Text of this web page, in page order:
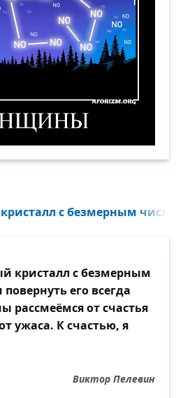
ничего мне не надо.
лимонада.
—
грусть от кирпичной
лая.
с безмерным
кристалл с безмерным
его всегда
рассмеёмся от счастья
ужаса. К счастью, я
Виктор Пелевин